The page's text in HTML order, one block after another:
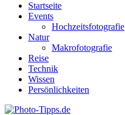
Startseite
Events
Hochzeitsfotografie
Natur
Makrofotografie
Reise
Technik
Wissen
Persönlichkeiten